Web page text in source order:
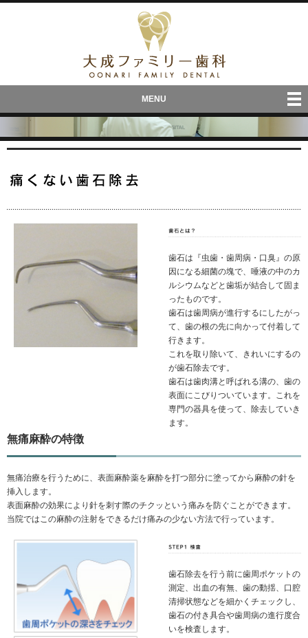
MENU
Skip
content
歯石は『虫歯・歯周病・口臭』の原
因になる細菌の塊で、唾液の中のカ
ルシウムなどと歯垢が結合して固ま
ったものです。
歯石は歯周病が進行するにしたがっ
て、歯の根の先に向かって付着して
行きます。
これを取り除いて、きれいにするの
が歯石除去です。
歯石は歯肉溝と呼ばれる溝の、歯の
表面にこびりついています。これを
専門の器具を使って、除去していき
ます。
無痛麻酔の特徴
無痛治療を行うために、表面麻酔薬を麻酔を打つ部分に塗ってから麻酔の針を
挿入します。
表面麻酔の効果により針を刺す際のチクッという痛みを防ぐことができます。
当院ではこの麻酔の注射をできるだけ痛みの少ない方法で行っています。
歯石除去を行う前に歯周ポケットの
測定、出血の有無、歯の動揺、口腔
清掃状態などを細かくチェックし、
歯石の付き具合や歯周病の進行度合
いを検査します。